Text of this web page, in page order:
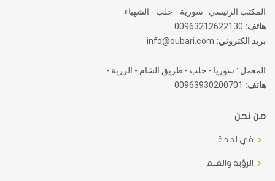
المكتب الرئيسي : سورية - حلب - الشهباء
هاتف:
بريد الكتروني:
المعمل : سوريا - حلب - طريق الشام - الزربة -
هاتف:
من نحن
في لمحة
الرؤية والقيم